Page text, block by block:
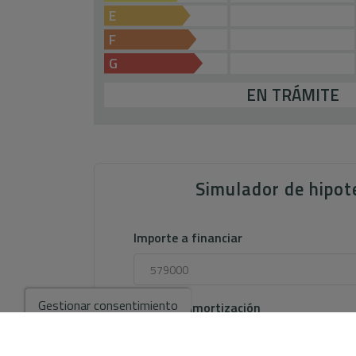
E
F
G
EN TRÁMITE
Simulador de
Importe a financiar
Plazo de Amortización
Gestionar consentimiento